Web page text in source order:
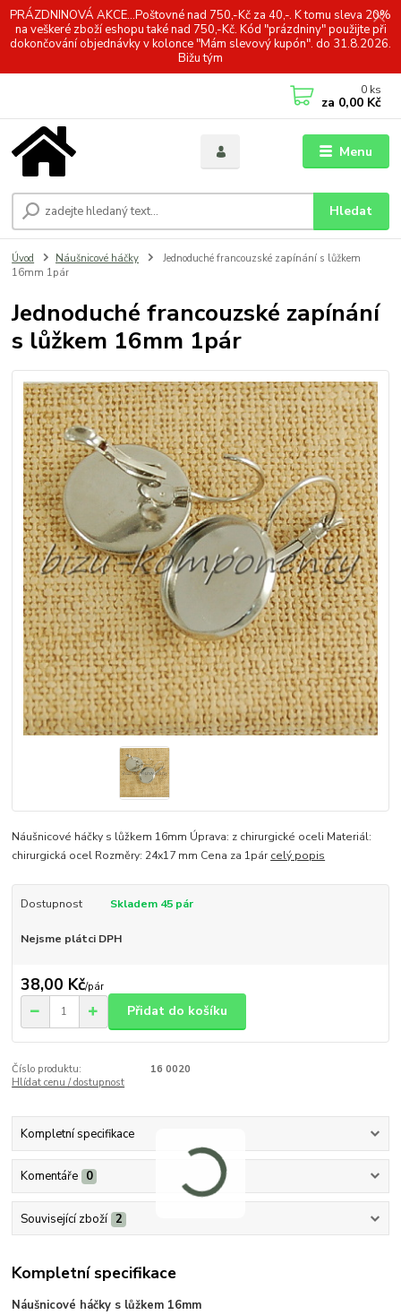
PRÁZDNINOVÁ AKCE...Poštovné nad 750,-Kč za 40,-. K tomu sleva 20%
na veškeré zboží eshopu také nad 750,-Kč. Kód "prázdniny" použijte při
dokončování objednávky v kolonce "Mám slevový kupón". do 31.8.2026.
Bižu tým
Menu
Hledat
0 ks
za 0,00 Kč
Úvod Náušnicové háčky
Jednoduché francouzské zapínání s lůžkem
16mm 1pár
Jednoduché francouzské zapínání
s lůžkem 16mm 1pár
Náušnicové háčky s lůžkem 16mm Úprava: z chirurgické oceli Materiál:
chirurgická ocel Rozměry: 24x17 mm Cena za 1párcelý popis
Dostupnost Skladem 45 pár
Nejsme plátci DPH
38,00 Kč/pár
Přidat do košíku
Číslo produktu:
16 0020
Hlídat cenu / dostupnost
Kompletní specifikace
Komentáře 0
Související zboží 2
Kompletní specifikace
Náušnicové háčky s lůžkem 16mm